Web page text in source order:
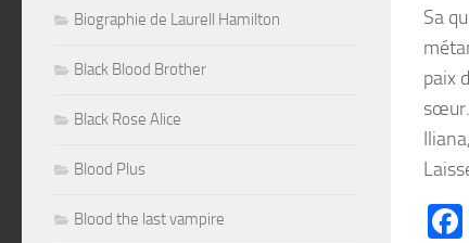
Sa
paix
Biographie de Laurell Hamilton
Black Blood Brother
Black Rose Alice
Blood Plus
Blood the last vampire